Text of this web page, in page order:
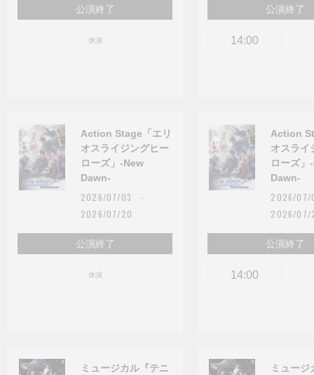
公演終了
休演
公演終了
14:00
Action Stage「エリ
オスライジングヒー
ローズ」-New
Dawn-
2026/07/03 -
2026/07/20
公演終了
休演
Action
オスライ
ローズ」
Dawn-
2026/
2026/07/
公演終了
14:00
ミュージカル『テニ
ミュージ